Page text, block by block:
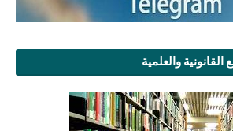
والعلمية